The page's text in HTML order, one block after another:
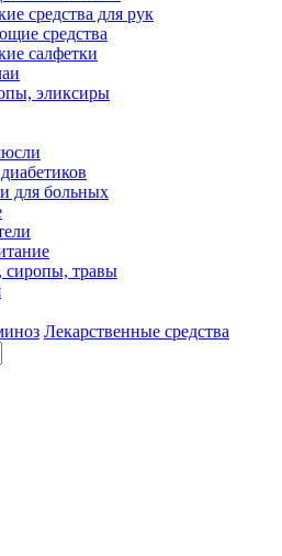
средства для рук
средства
салфетки
эликсиры
для больных
сиропы, травы
Лекарственные средства